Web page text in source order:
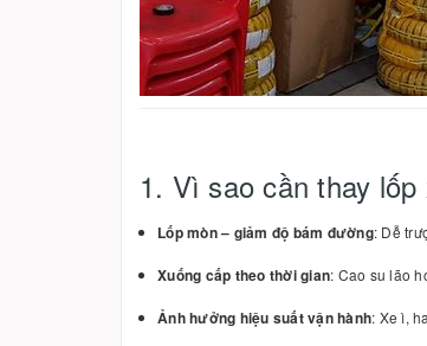
1. Vì sao cần thay
Lốp mòn – giảm độ bám đường: Dễ
Xuống cấp theo thời gian: Cao su lão
Ảnh hưởng hiệu suất vận hành: Xe ì,